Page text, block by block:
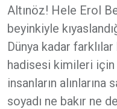
Altınöz! Hele Erol
beyinkiyle
Dünya kadar
hadisesi kimileri için
insanların alınlarına
soyadı ne bakır ne